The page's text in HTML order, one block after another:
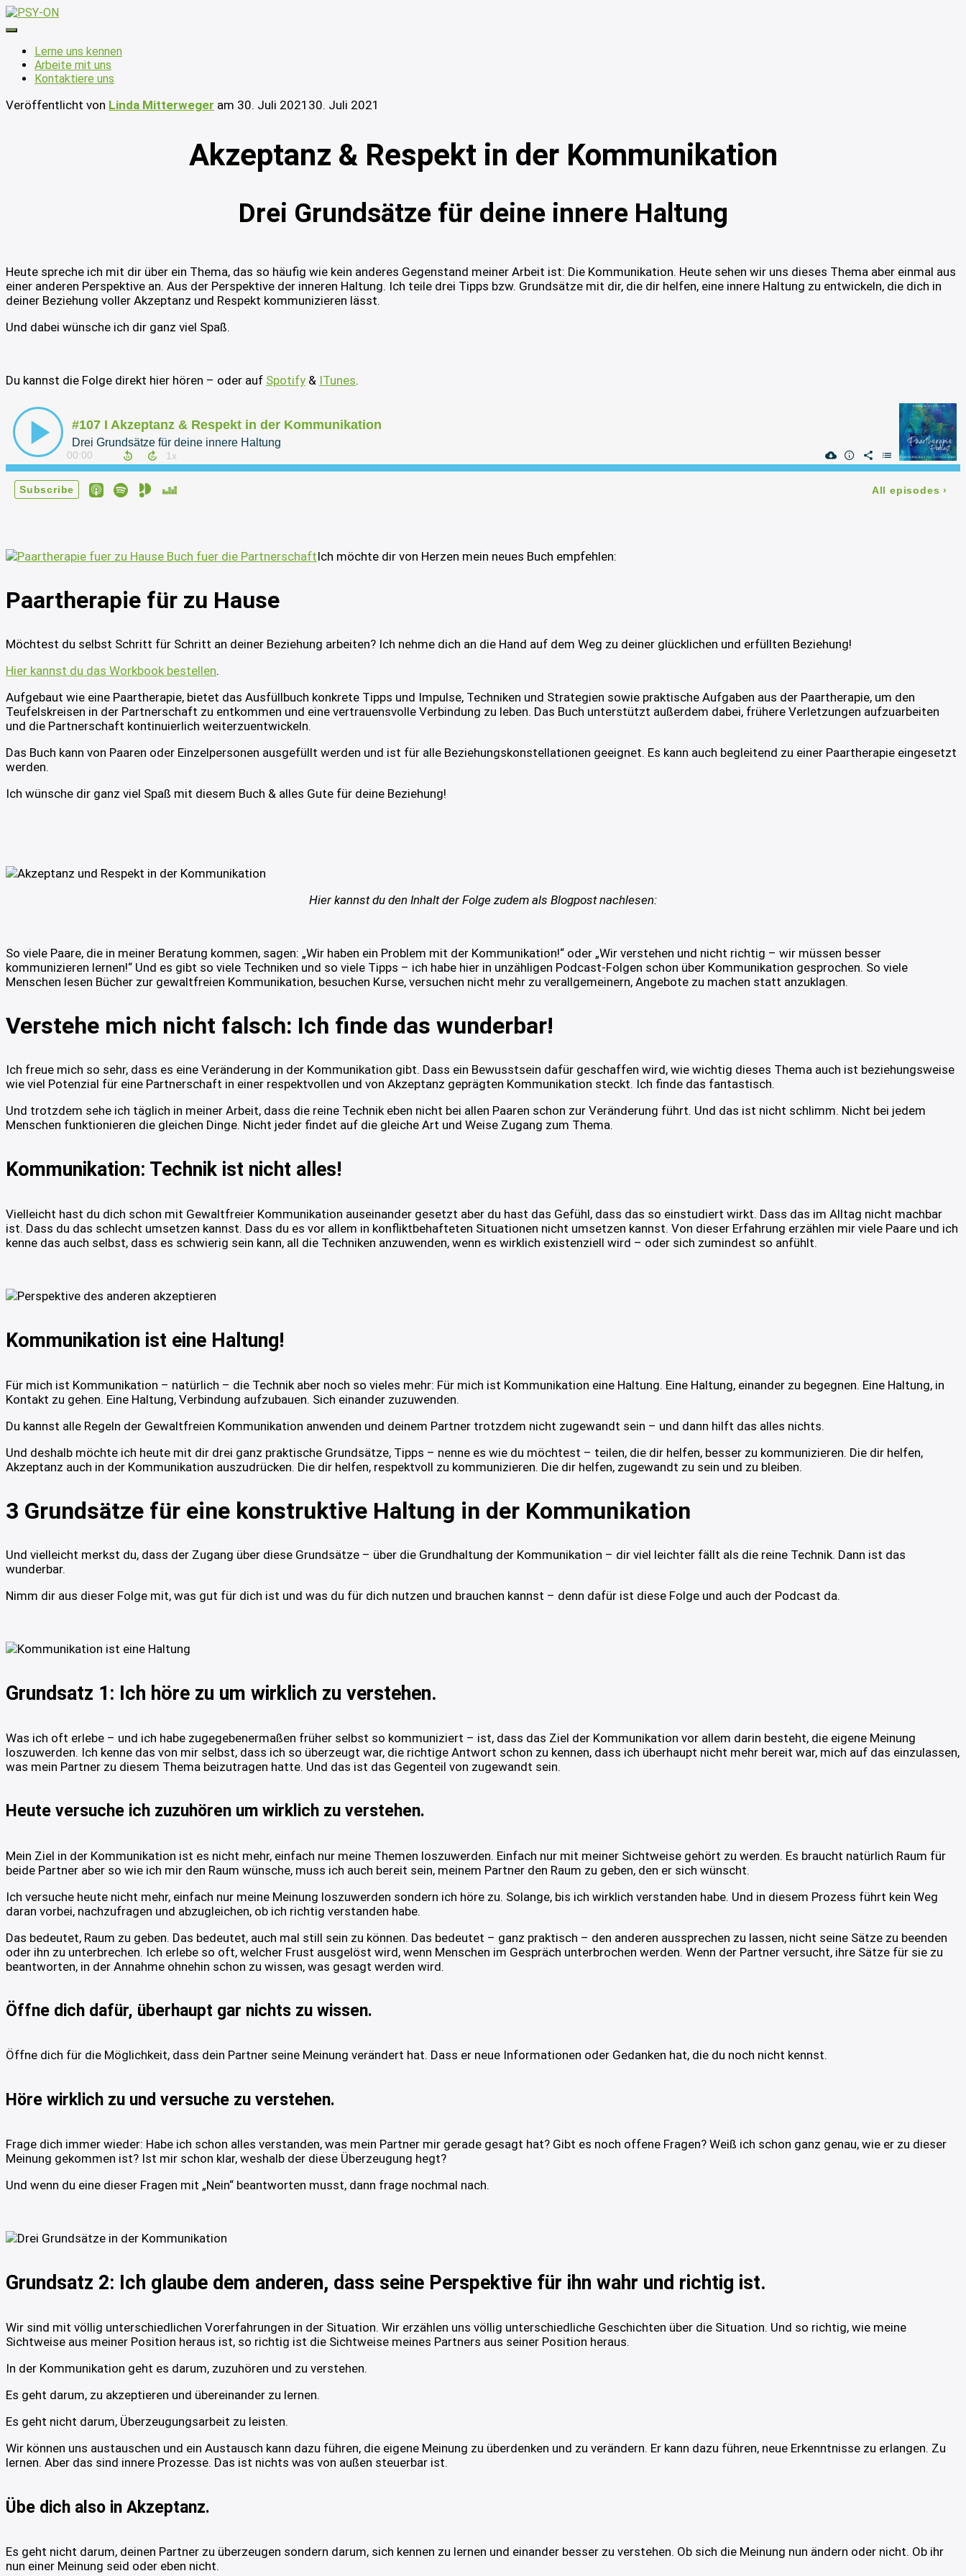
Navigation
umschaltenLerne uns kennen
Arbeite mit uns
Kontaktiere uns
Veröffentlicht von Linda Mitterweger am 30. Juli 2021 30. Juli 2021
Akzeptanz & Respekt in der Kommunikation
Drei Grundsätze für deine innere Haltung
Heute spreche ich mit dir über ein Thema, das so häufig wie kein anderes Gegenstand meiner Arbeit ist: Die Kommunikation. Heute sehen wir uns dieses Thema aber einmal aus
einer anderen Perspektive an. Aus der Perspektive der inneren Haltung. Ich teile drei Tipps bzw. Grundsätze mit dir, die dir helfen, eine innere Haltung zu entwickeln, die dich in
deiner Beziehung voller Akzeptanz und Respekt kommunizieren lässt.
Und dabei wünsche ich dir ganz viel Spaß.
Du kannst die Folge direkt hier hören – oder auf Spotify & ITunes.
Ich möchte dir von Herzen mein neues Buch empfehlen:
Paartherapie für zu Hause
Möchtest du selbst Schritt für Schritt an deiner Beziehung arbeiten? Ich nehme dich an die Hand auf dem Weg zu deiner glücklichen und erfüllten Beziehung!
Hier kannst du das Workbook bestellen.
Aufgebaut wie eine Paartherapie, bietet das Ausfüllbuch konkrete Tipps und Impulse, Techniken und Strategien sowie praktische Aufgaben aus der Paartherapie, um den
Teufelskreisen in der Partnerschaft zu entkommen und eine vertrauensvolle Verbindung zu leben. Das Buch unterstützt außerdem dabei, frühere Verletzungen aufzuarbeiten
und die Partnerschaft kontinuierlich weiterzuentwickeln.
Das Buch kann von Paaren oder Einzelpersonen ausgefüllt werden und ist für alle Beziehungskonstellationen geeignet. Es kann auch begleitend zu einer Paartherapie eingesetzt
werden.
Ich wünsche dir ganz viel Spaß mit diesem Buch & alles Gute für deine Beziehung!
Hier kannst du den Inhalt der Folge zudem als Blogpost nachlesen:
So viele Paare, die in meiner Beratung kommen, sagen: „Wir haben ein Problem mit der Kommunikation!“ oder „Wir verstehen und nicht richtig – wir müssen besser
kommunizieren lernen!“ Und es gibt so viele Techniken und so viele Tipps – ich habe hier in unzähligen Podcast-Folgen schon über Kommunikation gesprochen. So viele
Menschen lesen Bücher zur gewaltfreien Kommunikation, besuchen Kurse, versuchen nicht mehr zu verallgemeinern, Angebote zu machen statt anzuklagen.
Verstehe mich nicht falsch: Ich finde das wunderbar!
Ich freue mich so sehr, dass es eine Veränderung in der Kommunikation gibt. Dass ein Bewusstsein dafür geschaffen wird, wie wichtig dieses Thema auch ist beziehungsweise
wie viel Potenzial für eine Partnerschaft in einer respektvollen und von Akzeptanz geprägten Kommunikation steckt. Ich finde das fantastisch.
Und trotzdem sehe ich täglich in meiner Arbeit, dass die reine Technik eben nicht bei allen Paaren schon zur Veränderung führt. Und das ist nicht schlimm. Nicht bei jedem
Menschen funktionieren die gleichen Dinge. Nicht jeder findet auf die gleiche Art und Weise Zugang zum Thema.
Kommunikation: Technik ist nicht alles!
Vielleicht hast du dich schon mit Gewaltfreier Kommunikation auseinander gesetzt aber du hast das Gefühl, dass das so einstudiert wirkt. Dass das im Alltag nicht machbar
ist. Dass du das schlecht umsetzen kannst. Dass du es vor allem in konfliktbehafteten Situationen nicht umsetzen kannst. Von dieser Erfahrung erzählen mir viele Paare und ich
kenne das auch selbst, dass es schwierig sein kann, all die Techniken anzuwenden, wenn es wirklich existenziell wird – oder sich zumindest so anfühlt.
Kommunikation ist eine Haltung!
Für mich ist Kommunikation – natürlich – die Technik aber noch so vieles mehr: Für mich ist Kommunikation eine Haltung. Eine Haltung, einander zu begegnen. Eine Haltung, in
Kontakt zu gehen. Eine Haltung, Verbindung aufzubauen. Sich einander zuzuwenden.
Du kannst alle Regeln der Gewaltfreien Kommunikation anwenden und deinem Partner trotzdem nicht zugewandt sein – und dann hilft das alles nichts.
Und deshalb möchte ich heute mit dir drei ganz praktische Grundsätze, Tipps – nenne es wie du möchtest – teilen, die dir helfen, besser zu kommunizieren. Die dir helfen,
Akzeptanz auch in der Kommunikation auszudrücken. Die dir helfen, respektvoll zu kommunizieren. Die dir helfen, zugewandt zu sein und zu bleiben.
3 Grundsätze für eine konstruktive Haltung in der Kommunikation
Und vielleicht merkst du, dass der Zugang über diese Grundsätze – über die Grundhaltung der Kommunikation – dir viel leichter fällt als die reine Technik. Dann ist das
wunderbar.
Nimm dir aus dieser Folge mit, was gut für dich ist und was du für dich nutzen und brauchen kannst – denn dafür ist diese Folge und auch der Podcast da.
Grundsatz 1: Ich höre zu um wirklich zu verstehen.
Was ich oft erlebe – und ich habe zugegebenermaßen früher selbst so kommuniziert – ist, dass das Ziel der Kommunikation vor allem darin besteht, die eigene Meinung
loszuwerden. Ich kenne das von mir selbst, dass ich so überzeugt war, die richtige Antwort schon zu kennen, dass ich überhaupt nicht mehr bereit war, mich auf das einzulassen,
was mein Partner zu diesem Thema beizutragen hatte. Und das ist das Gegenteil von zugewandt sein.
Heute versuche ich zuzuhören um wirklich zu verstehen.
Mein Ziel in der Kommunikation ist es nicht mehr, einfach nur meine Themen loszuwerden. Einfach nur mit meiner Sichtweise gehört zu werden. Es braucht natürlich Raum für
beide Partner aber so wie ich mir den Raum wünsche, muss ich auch bereit sein, meinem Partner den Raum zu geben, den er sich wünscht.
Ich versuche heute nicht mehr, einfach nur meine Meinung loszuwerden sondern ich höre zu. Solange, bis ich wirklich verstanden habe. Und in diesem Prozess führt kein Weg
daran vorbei, nachzufragen und abzugleichen, ob ich richtig verstanden habe.
Das bedeutet, Raum zu geben. Das bedeutet, auch mal still sein zu können. Das bedeutet – ganz praktisch – den anderen aussprechen zu lassen, nicht seine Sätze zu beenden
oder ihn zu unterbrechen. Ich erlebe so oft, welcher Frust ausgelöst wird, wenn Menschen im Gespräch unterbrochen werden. Wenn der Partner versucht, ihre Sätze für sie zu
beantworten, in der Annahme ohnehin schon zu wissen, was gesagt werden wird.
Öffne dich dafür, überhaupt gar nichts zu wissen.
Öffne dich für die Möglichkeit, dass dein Partner seine Meinung verändert hat. Dass er neue Informationen oder Gedanken hat, die du noch nicht kennst.
Höre wirklich zu und versuche zu verstehen.
Frage dich immer wieder: Habe ich schon alles verstanden, was mein Partner mir gerade gesagt hat? Gibt es noch offene Fragen? Weiß ich schon ganz genau, wie er zu dieser
Meinung gekommen ist? Ist mir schon klar, weshalb der diese Überzeugung hegt?
Und wenn du eine dieser Fragen mit „Nein“ beantworten musst, dann frage nochmal nach.
Grundsatz 2: Ich glaube dem anderen, dass seine Perspektive für ihn wahr und richtig ist.
Wir sind mit völlig unterschiedlichen Vorerfahrungen in der Situation. Wir erzählen uns völlig unterschiedliche Geschichten über die Situation. Und so richtig, wie meine
Sichtweise aus meiner Position heraus ist, so richtig ist die Sichtweise meines Partners aus seiner Position heraus.
In der Kommunikation geht es darum, zuzuhören und zu verstehen.
Es geht darum, zu akzeptieren und übereinander zu lernen.
Es geht nicht darum, Überzeugungsarbeit zu leisten.
Wir können uns austauschen und ein Austausch kann dazu führen, die eigene Meinung zu überdenken und zu verändern. Er kann dazu führen, neue Erkenntnisse zu erlangen. Zu
lernen. Aber das sind innere Prozesse. Das ist nichts was von außen steuerbar ist.
Übe dich also in Akzeptanz.
Es geht nicht darum, deinen Partner zu überzeugen sondern darum, sich kennen zu lernen und einander besser zu verstehen. Ob sich die Meinung nun ändern oder nicht. Ob ihr
nun einer Meinung seid oder eben nicht.